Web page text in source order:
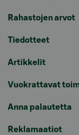
Rahastojen arvot
Tiedotteet
Artikkelit
Vuokrattavat
Anna palautetta
Reklamaatiot